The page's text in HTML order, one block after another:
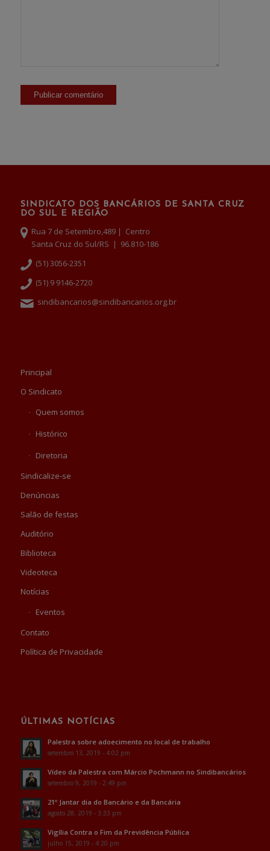
SINDICATO DOS BANCÁRIOS DE SANTA CRUZ
DO SUL E REGIÃO
Rua 7 de Setembro,489 | Centro
Santa Cruz do Sul/RS | 96.810-186
(51) 3056-2351
(51) 9 9146-2720
sindibancarios@sindibancarios.org.br
Principal
O Sindicato
Quem somos
Histórico
Diretoria
Sindicalize-se
Denúncias
Salão de festas
Auditório
Biblioteca
Videoteca
Notícias
Eventos
Contato
Política de Privacidade
ÚLTIMAS NOTÍCIAS
Palestra sobre adoecimento no local de trabalho
setembro 13, 2019 - 4:02 pm
Vídeo da Palestra com Márcio Pochmann no Sindibancários
setembro 9, 2019 - 2:49 pm
21º Jantar dia do Bancário e da Bancária
agosto 28, 2019 - 3:33 pm
Vigília Contra o Fim da Previdência Pública
julho 15, 2019 - 4:20 pm